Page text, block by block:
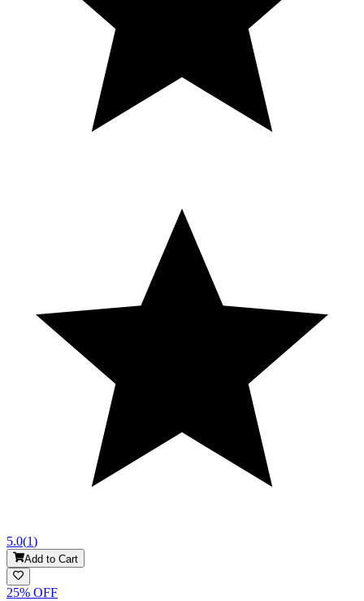
5.0(1)
Add to Cart
25% OFF